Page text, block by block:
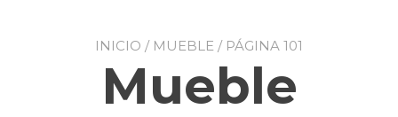
INICIO / MUEBLE / PÁGINA 101
Mueble